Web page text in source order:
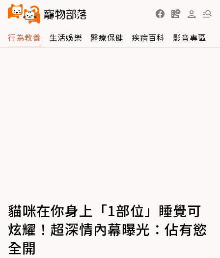
行為教養 生活娛樂 醫療保健 疾病百科 影音專區
貓咪在你身上「1部位」睡覺可
炫耀！超深情內幕曝光：佔有慾
全開